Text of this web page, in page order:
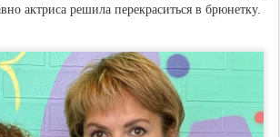
актриса решила перекраситься в брюнетку.